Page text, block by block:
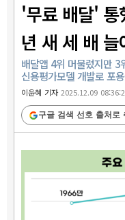
'무료 배달'
년 새 세 배 늘
배달앱 4위 머물렀지만
신용평가모델 개발로 포
이윤혜 기자2025.12.09
구글 검색 선호 출처로